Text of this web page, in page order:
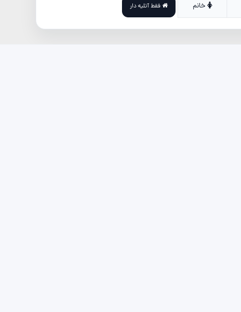
خانم فقط آتلیه دار